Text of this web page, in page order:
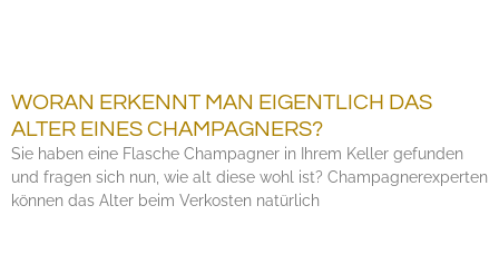
WORAN ERKENNT MAN EIGENTLICH DAS
ALTER EINES CHAMPAGNERS?
Sie haben eine Flasche Champagner in Ihrem Keller gefunden
und fragen sich nun, wie alt diese wohl ist? Champagnerexperten
können das Alter beim Verkosten natürlich